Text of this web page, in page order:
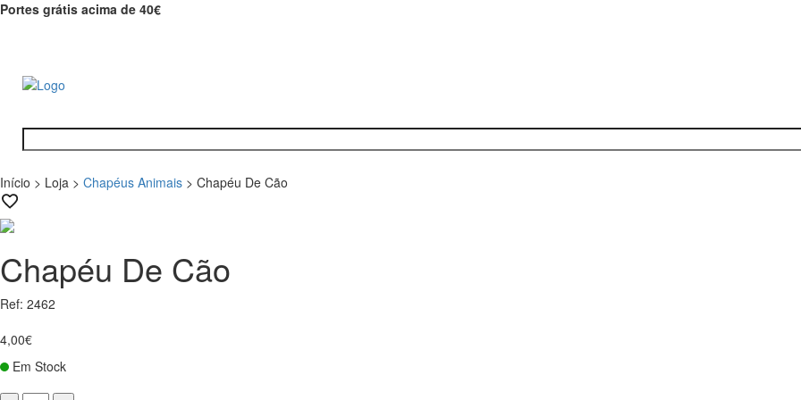
Portes grátis acima de 40€
Início > Loja > Chapéus Animais > Chapéu De Cão
Chapéu De Cão
Ref: 2462
4,00€
Em Stock